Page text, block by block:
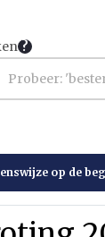
op de begroting